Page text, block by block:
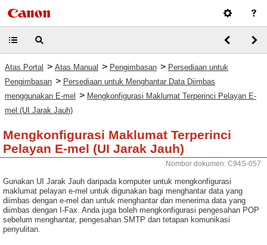
Atas Portal > Atas Manual > Pengimbasan > Persediaan untuk
Pengimbasan > Persediaan untuk Menghantar Data Diimbas
menggunakan E-mel > Mengkonfigurasi Maklumat Terperinci Pelayan E-
mel (UI Jarak Jauh)
Mengkonfigurasi Maklumat Terperinci
Pelayan E-mel (UI Jarak Jauh)
Nombor dokumen: C94S-057
Gunakan UI Jarak Jauh daripada komputer untuk mengkonfigurasi
maklumat pelayan e-mel untuk digunakan bagi menghantar data yang
diimbas dengan e-mel dan untuk menghantar dan menerima data yang
diimbas dengan I-Fax. Anda juga boleh mengkonfigurasi pengesahan POP
sebelum menghantar, pengesahan SMTP dan tetapan komunikasi
penyulitan.